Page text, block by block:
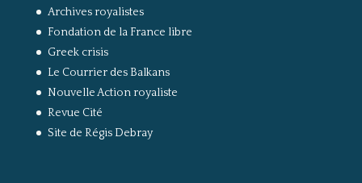
Archives royalistes
Fondation de la France libre
Greek crisis
Le Courrier des Balkans
Nouvelle Action royaliste
Revue Cité
Site de Régis Debray